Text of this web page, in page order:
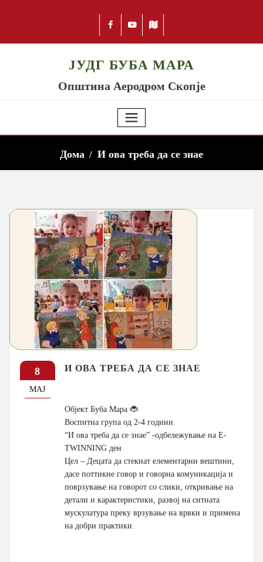
ЈУДГ БУБА МАРА
Општина Аеродром Скопје
Дома И ова треба да се знае
8
МАЈ
И ОВА ТРЕБА ДА СЕ ЗНАЕ
Објект Буба Мара 🐞
Воспитна група од 2-4 години
“И ова треба да се знае” -одбележување на E-
TWINNING ден
Цел – Децата да стекнат елементарни вештини,
дасе поттикне говор и говорна комуникација и
поврзување на говорот со слики, откривање на
детали и карактеристики, развој на ситната
мускулатура преку врзување на врвки и примена
на добри практики.